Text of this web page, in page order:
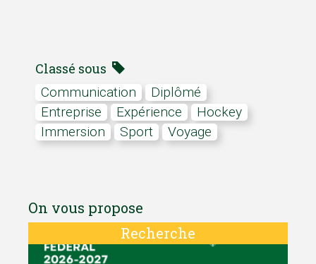
Classé sous
communication
Diplômé
Entreprise
expérience
hockey
immersion
Sport voyage
On vous propose
Recherche